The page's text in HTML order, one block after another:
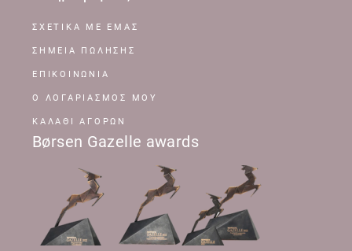
ΣΧΕΤΙΚΆ ΜΕ ΕΜΆΣ
ΣΗΜΕΊΑ ΠΏΛΗΣΗΣ
ΕΠΙΚΟΙΝΩΝΊΑ
Ο ΛΟΓΑΡΙΑΣΜΌΣ ΜΟΥ
ΚΑΛΆΘΙ ΑΓΟΡΏΝ
Børsen Gazelle awards